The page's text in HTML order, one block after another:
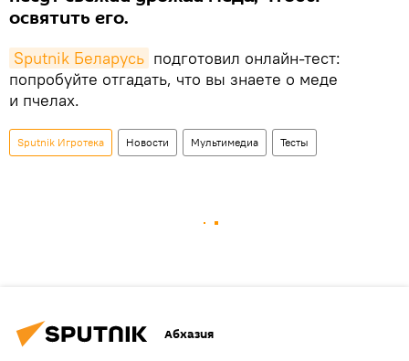
освятить его.
Sputnik Беларусь подготовил онлайн-тест:
попробуйте отгадать, что вы знаете о меде
и пчелах.
Sputnik Игротека Новости Мультимедиа Тесты
Абхазия